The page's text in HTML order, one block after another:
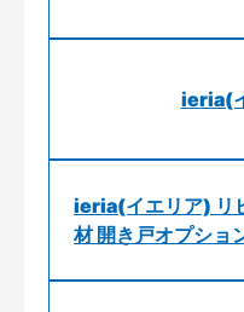
ieria(
ieria(イエリア) リ
材 開き戸オプショ